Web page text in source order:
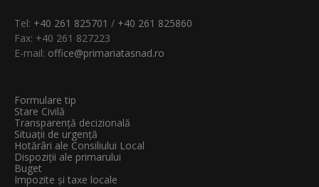
Tel: +40 261 825701 / +40 261 825860
Fax: +40 261 827223
E-mail: office@primariatasnad.ro
Formulare tip
Stare Civilă
Transparenţă decizională
Situații de urgență
Hotărâri ale Consiliului Local
Dispoziții ale primarului
Buget
Impozite și taxe locale